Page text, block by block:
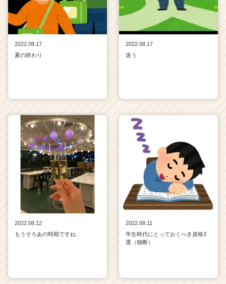
2022.08.17
夏の終わり
2022.08.17
迷う
2022.08.12
もうそろあの時期ですね
2022.08.11
学生時代にとっておくべき資格3
選（独断）